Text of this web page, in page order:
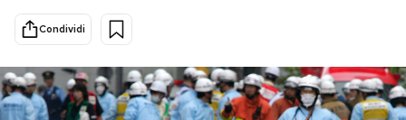
Cultura
Economia
Sport
Mondiali calcio 2026
Condividi